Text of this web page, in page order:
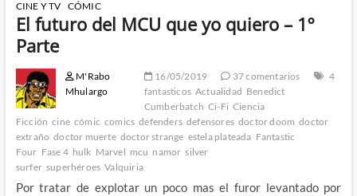
CINE Y TV CÓMIC
El futuro del MCU que yo quiero – 1º
Parte
M'Rabo
Mhulargo
16/05/2019 37 comentarios
4
fantasticos Actualidad Benedict
Cumberbatch Ci-Fi Ciencia
Ficción cine cómic comics defenders defensores doctor doom doctor
extraño doctor muerte doctor strange estela plateada Fantastic
Four Fase 4 hulk Marvel mcu namor silver
surfer superhéroes Valquiria
Por tratar de explotar un poco mas el furor levantado por